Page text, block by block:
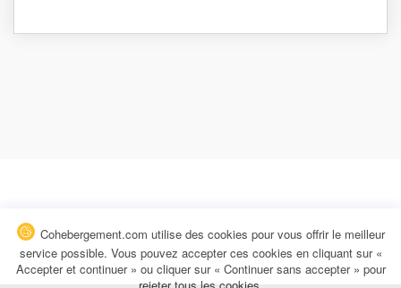
Cohebergement.com utilise des cookies pour vous offrir le meilleur
service possible. Vous pouvez accepter ces cookies en cliquant sur «
Accepter et continuer » ou cliquer sur « Continuer sans accepter » pour